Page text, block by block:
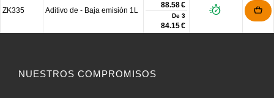
ZK335 Aditivo de - Baja emisión 1L
88.58 €
De 3
84.15 €
NUESTROS COMPROMISOS